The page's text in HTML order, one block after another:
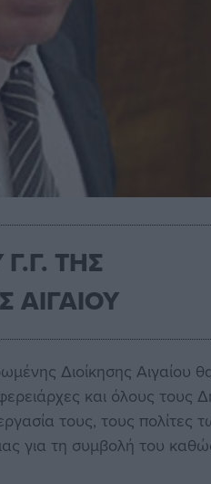
ΤΗΣ
Διοίκησης Αιγαίου
και όλους τους
τους, τους πολίτες
για τη συμβολή του